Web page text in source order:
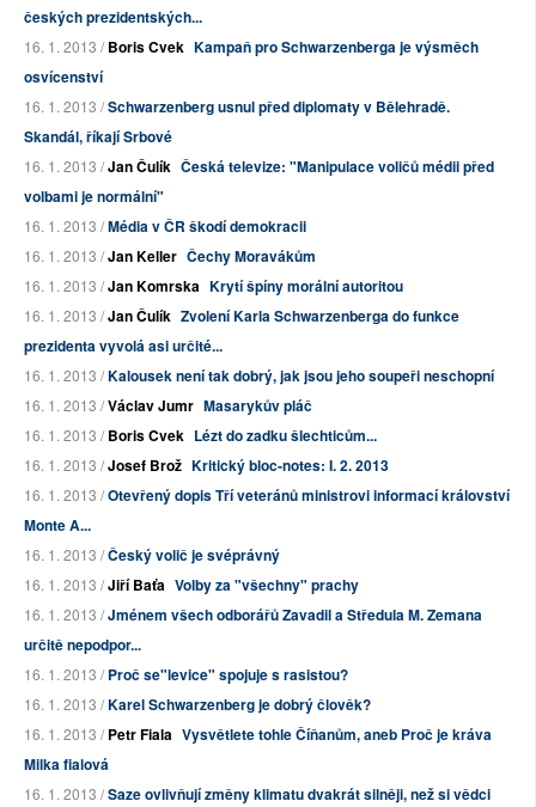
českých prezidentských...
16. 1. 2013 /Boris Cvek Kampaň pro Schwarzenberga je výsměch
osvícenství
16. 1. 2013 /Schwarzenberg usnul před diplomaty v Bělehradě.
Skandál, říkají Srbové
16. 1. 2013 /Jan Čulík Česká televize: "Manipulace voličů médii před
volbami je normální"
16. 1. 2013 /Média v ČR škodí demokracii
16. 1. 2013 /Jan Keller Čechy Moravákům
16. 1. 2013 /Jan Komrska Krytí špíny morální autoritou
16. 1. 2013 /Jan Čulík Zvolení Karla Schwarzenberga do funkce
prezidenta vyvolá asi určité...
16. 1. 2013 /Kalousek není tak dobrý, jak jsou jeho soupeři neschopní
16. 1. 2013 /Václav Jumr Masarykův pláč
16. 1. 2013 /Boris Cvek Lézt do zadku šlechticům...
16. 1. 2013 /Josef Brož Kritický bloc-notes: I. 2. 2013
16. 1. 2013 /Otevřený dopis Tří veteránů ministrovi informací království
Monte A...
16. 1. 2013 /Český volič je svéprávný
16. 1. 2013 /Jiří Baťa Volby za "všechny" prachy
16. 1. 2013 /Jménem všech odborářů Zavadil a Středula M. Zemana
určitě nepodpor...
16. 1. 2013 /Proč se"levice" spojuje s rasistou?
16. 1. 2013 /Karel Schwarzenberg je dobrý člověk?
16. 1. 2013 /Petr Fiala Vysvětlete tohle Číňanům, aneb Proč je kráva
Milka fialová
16. 1. 2013 /Saze ovlivňují změny klimatu dvakrát silněji, než si vědci